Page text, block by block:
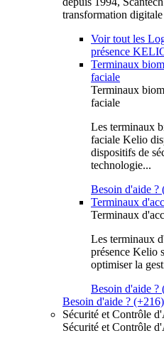
transformation
Voir tout les
présence
Terminaux
faciale
Terminaux
faciale
Les terminaux
faciale Kelio
dispositifs de
technologie...
Besoin d'aide ?
Terminaux
Terminaux
Les terminaux
présence Kelio
optimiser la
Besoin d'aide ?
Besoin d'aide ?
Sécurité et Contrôle
Sécurité et Contrôle